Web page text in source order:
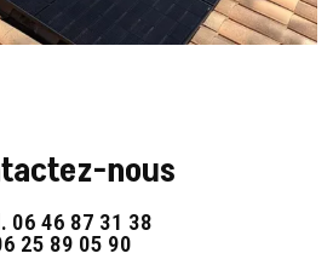
nous
06 46 87 31 38
25 89 05 90